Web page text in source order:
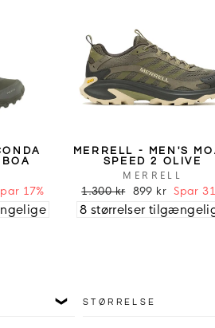
17%
MERRELL - MEN'S
SPEED 2 OLIVE
MERRELL
1.300 kr 899 kr Spar
8 størrelser
STØRRELSE